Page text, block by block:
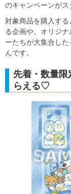
のキャンペーンがス
対象商品を購入する
る企画や、オリジ
ーたちが大集合し
んです。
先着・数量限
らえる♡